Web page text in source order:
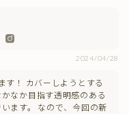
2024/04/28
す！ カバーしようとする
なか目指す透明感のある
ます。 なので、今回の新